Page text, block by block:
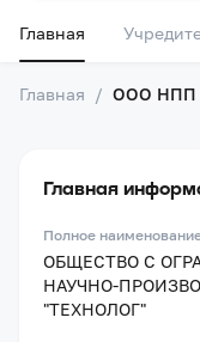
Главная
Главная / ООО НПП
Главная
Полное
ОБЩЕСТВО С
НАУЧНО-
"ТЕХНОЛОГ"